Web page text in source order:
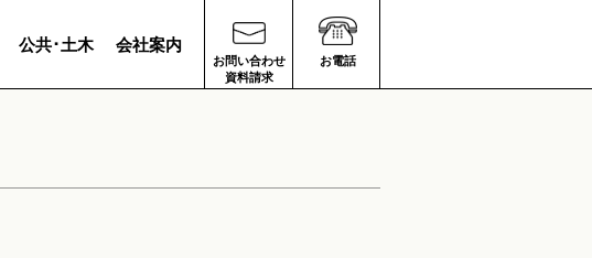
公共･土木 会社案内
お問い合わせ
資料請求
お電話